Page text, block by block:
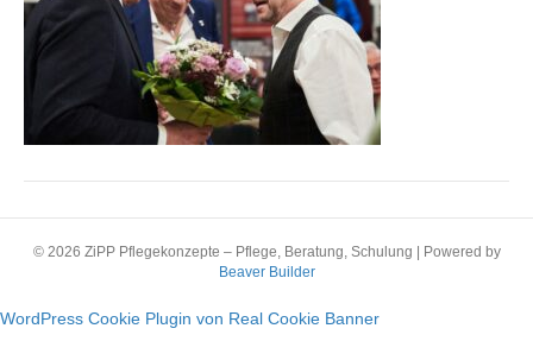
© 2026 ZiPP Pflegekonzepte – Pflege, Beratung, Schulung
Powered by
Beaver Builder
WordPress Cookie Plugin von Real Cookie Banner